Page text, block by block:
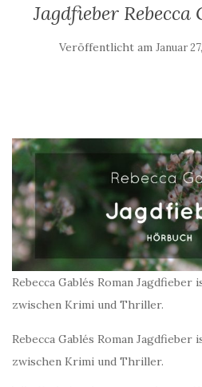
Jagdfieber
Veröffentlicht am Januar
Rebecca Gablés Roman
zwischen Krimi und Thriller.
Rebecca Gablés Roman
zwischen Krimi und Thriller.